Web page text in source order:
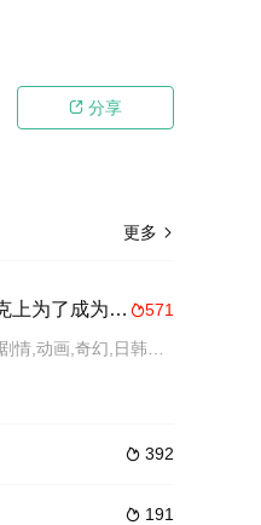
 分享
更多 
571
小书痴的下克上为了成为图书管理员不择手段！第二季
 392
 191